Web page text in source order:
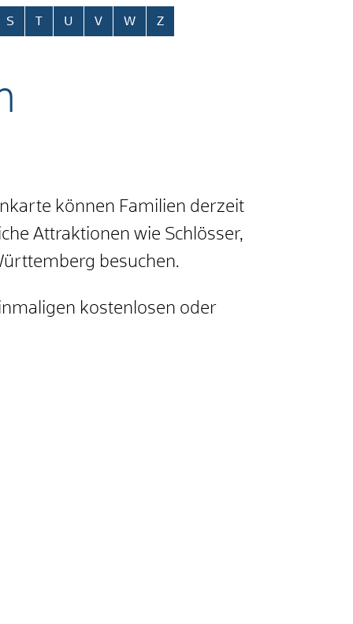
S T U V W Z
können Familien derzeit
Attraktionen wie Schlösser,
besuchen.
kostenlosen oder